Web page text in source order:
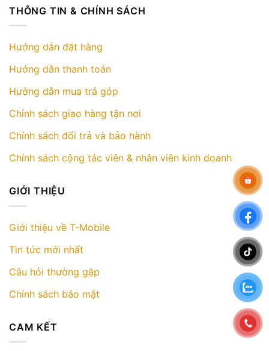
THÔNG TIN & CHÍNH SÁCH
Hướng dẫn đặt hàng
Hướng dẫn thanh toán
Hướng dẫn mua trả góp
Chính sách giao hàng tận nơi
Chính sách đổi trả và bảo hành
Chính sách cộng tác viên & nhân viên kinh doanh
GIỚI THIỆU
Giới thiệu về T-Mobile
Tin tức mới nhất
Câu hỏi thường gặp
Chính sách bảo mật
CAM KẾT